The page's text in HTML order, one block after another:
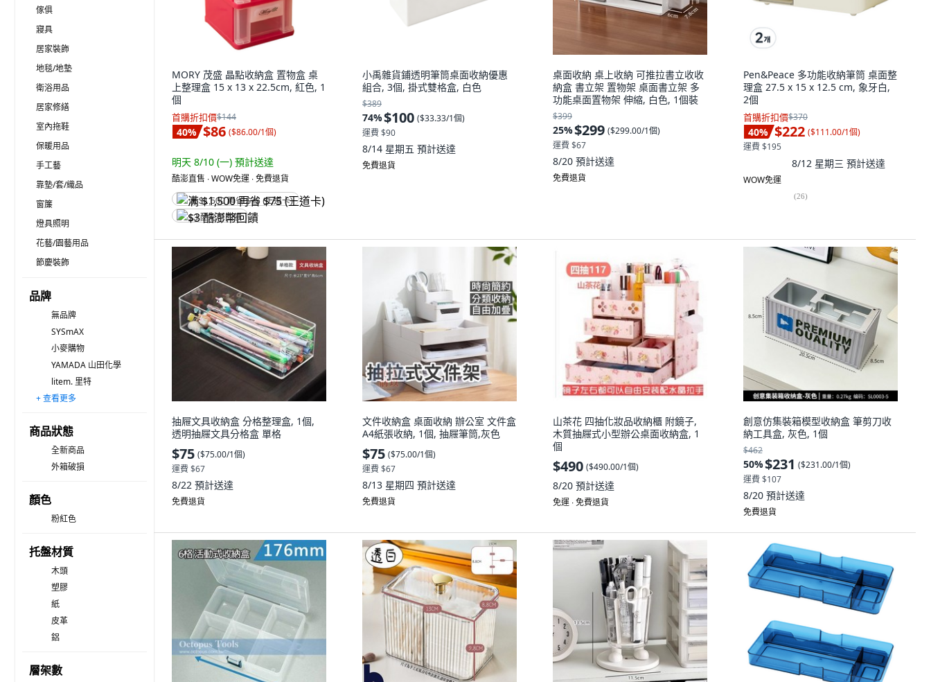
傢俱
寢具
居家裝飾
地毯/地墊
衛浴用品
居家修繕
室內拖鞋
保暖用品
手工藝
靠墊/套/織品
窗簾
燈具照明
花藝/園藝用品
節慶裝飾
品牌
無品牌
SYSmAX
小麥購物
YAMADA 山田化學
litem. 里特
FAmILyLIFE 生活
KEYWAY 聯府
TUCO.B
Sanada Seiko
wizhome
TODAY LIVING
eclat
TOY STORY 玩具總動員
Sunny 三瑩文具
SURUGA
minono 米諾諾
inomata
SHUTER 樹德
DeLi Life 德利生活
收納部屋
+ 查看更多
商品狀態
全新商品
外箱破損
顏色
粉紅色
托盤材質
木頭
塑膠
紙
皮革
鋁
層架數
MORY 茂盛 晶點收納盒 置物盒 桌
上整理盒 15 x 13 x 22.5cm, 紅色, 1
個
首購折扣價$144
40% $86 ($86.00/1個)
明天 8/10 (一) 預計送達
酷澎直售 ∙ WOW免運 ∙ 免費退貨
满 $1,500 再省 $75 (王道卡)
$3 酷澎幣回饋
小禹雜貨鋪透明筆筒桌面收納優惠
組合, 3個, 掛式雙格盒, 白色
$389
74%$100 ($33.33/1個)
運費 $90
8/14 星期五 預計送達
免費退貨
桌面收納 桌上收納 可推拉書立收收
納盒 書立架 置物架 桌面書立架 多
功能桌面置物架 伸縮, 白色, 1個裝
$399
25%$299 ($299.00/1個)
運費 $67
8/20 預計送達
免費退貨
Pen&Peace 多功能收納筆筒 桌面整
理盒 27.5 x 15 x 12.5 cm, 象牙白,
2個
首購折扣價$370
40% $222 ($111.00/1個)
運費 $195
8/12 星期三 預計送達
WOW免運
(26)
抽屜文具收納盒 分格整理盒, 1個,
透明抽屜文具分格盒 單格
$75 ($75.00/1個)
運費 $67
8/22 預計送達
免費退貨
文件收納盒 桌面收納 辦公室 文件盒
A4紙張收納, 1個, 抽屜筆筒,灰色
$75 ($75.00/1個)
運費 $67
8/13 星期四 預計送達
免費退貨
山茶花 四抽化妝品收納櫃 附鏡子,
木質抽屜式小型辦公桌面收納盒, 1
個
$490 ($490.00/1個)
8/20 預計送達
免運 ∙ 免費退貨
創意仿集裝箱模型收納盒 筆剪刀收
納工具盒, 灰色, 1個
$462
50%$231 ($231.00/1個)
運費 $107
8/20 預計送達
免費退貨